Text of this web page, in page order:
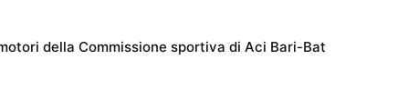
della Commissione sportiva di Aci Bari-Bat